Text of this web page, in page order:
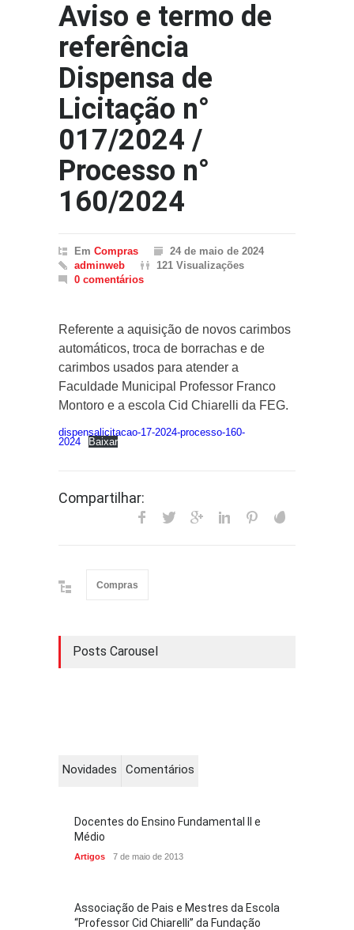
Aviso e termo de
referência
Dispensa de
Licitação n°
017/2024 /
Processo n°
160/2024
Em Compras
24 de maio de 2024
adminweb
121 Visualizações
0 comentários
Referente a aquisição de novos carimbos
automáticos, troca de borrachas e de
carimbos usados para atender a
Faculdade Municipal Professor Franco
Montoro e a escola Cid Chiarelli da FEG.
dispensalicitacao-17-2024-processo-160-
2024
Baixar
Compartilhar:
Compras
Posts Carousel
Novidades Comentários
Docentes do Ensino Fundamental II e
Médio
Artigos 7 de maio de 2013
Associação de Pais e Mestres da Escola
“Professor Cid Chiarelli” da Fundação